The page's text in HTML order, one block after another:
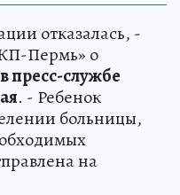
отказалась, -
Пермь» о
в пресс-службе
. - Ребенок
больницы,
на